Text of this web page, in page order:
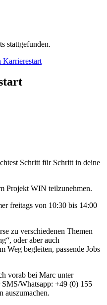
stattgefunden.
Schritt für Schritt in deine
Projekt WIN teilzunehmen.
freitags von 10:30 bis 14:00
zu verschiedenen Themen
oder aber auch
Weg begleiten, passende Jobs
vorab bei Marc unter
Whatsapp: +49 (0) 155
auszumachen.